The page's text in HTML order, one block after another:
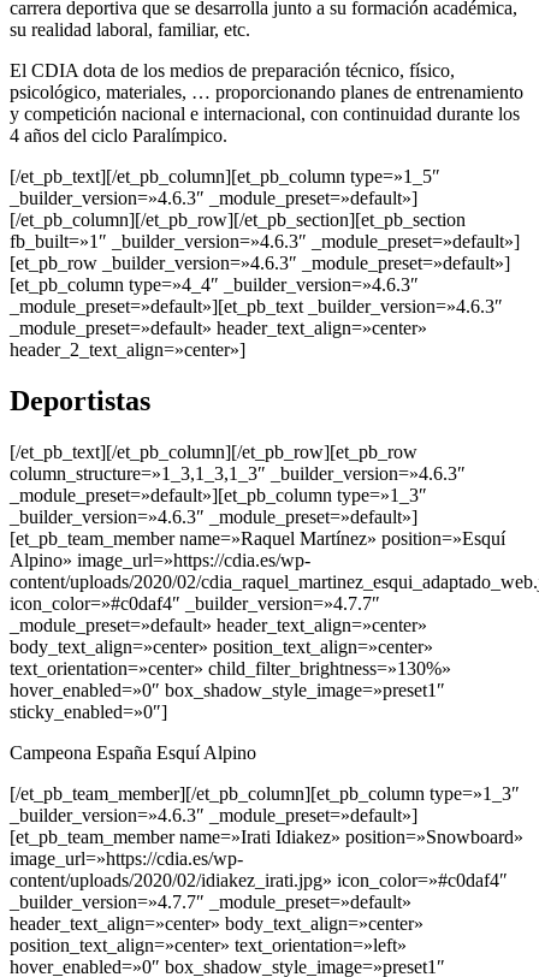
carrera deportiva que se desarrolla junto a su formación académica,
su realidad laboral, familiar, etc.
El CDIA dota de los medios de preparación técnico, físico,
psicológico, materiales, … proporcionando planes de entrenamiento
y competición nacional e internacional, con continuidad durante los
4 años del ciclo Paralímpico.
[/et_pb_text][/et_pb_column][et_pb_column type=»1_5″
_builder_version=»4.6.3″ _module_preset=»default»]
[/et_pb_column][/et_pb_row][/et_pb_section][et_pb_section
fb_built=»1″ _builder_version=»4.6.3″ _module_preset=»default»]
[et_pb_row _builder_version=»4.6.3″ _module_preset=»default»]
[et_pb_column type=»4_4″ _builder_version=»4.6.3″
_module_preset=»default»][et_pb_text _builder_version=»4.6.3″
_module_preset=»default» header_text_align=»center»
header_2_text_align=»center»]
Deportistas
[/et_pb_text][/et_pb_column][/et_pb_row][et_pb_row
column_structure=»1_3,1_3,1_3″ _builder_version=»4.6.3″
_module_preset=»default»][et_pb_column type=»1_3″
_builder_version=»4.6.3″ _module_preset=»default»]
[et_pb_team_member name=»Raquel Martínez» position=»Esquí
Alpino» image_url=»https://cdia.es/wp-
content/uploads/2020/02/
icon_color=»#c0daf4″ _builder_version=»4.7.7″
_module_preset=»default» header_text_align=»center»
body_text_align=»center» position_text_align=»center»
text_orientation=»center» child_filter_brightness=»130%»
hover_enabled=»0″ box_shadow_style_image=»preset1″
sticky_enabled=»0″]
Campeona España Esquí Alpino
[/et_pb_team_member][/et_pb_column][et_pb_column type=»1_3″
_builder_version=»4.6.3″ _module_preset=»default»]
[et_pb_team_member name=»Irati Idiakez» position=»Snowboard»
image_url=»https://cdia.es/wp-
content/uploads/2020/02/idiakez_irati.jpg» icon_color=»#c0daf4″
_builder_version=»4.7.7″ _module_preset=»default»
header_text_align=»center» body_text_align=»center»
position_text_align=»center» text_orientation=»left»
hover_enabled=»0″ box_shadow_style_image=»preset1″